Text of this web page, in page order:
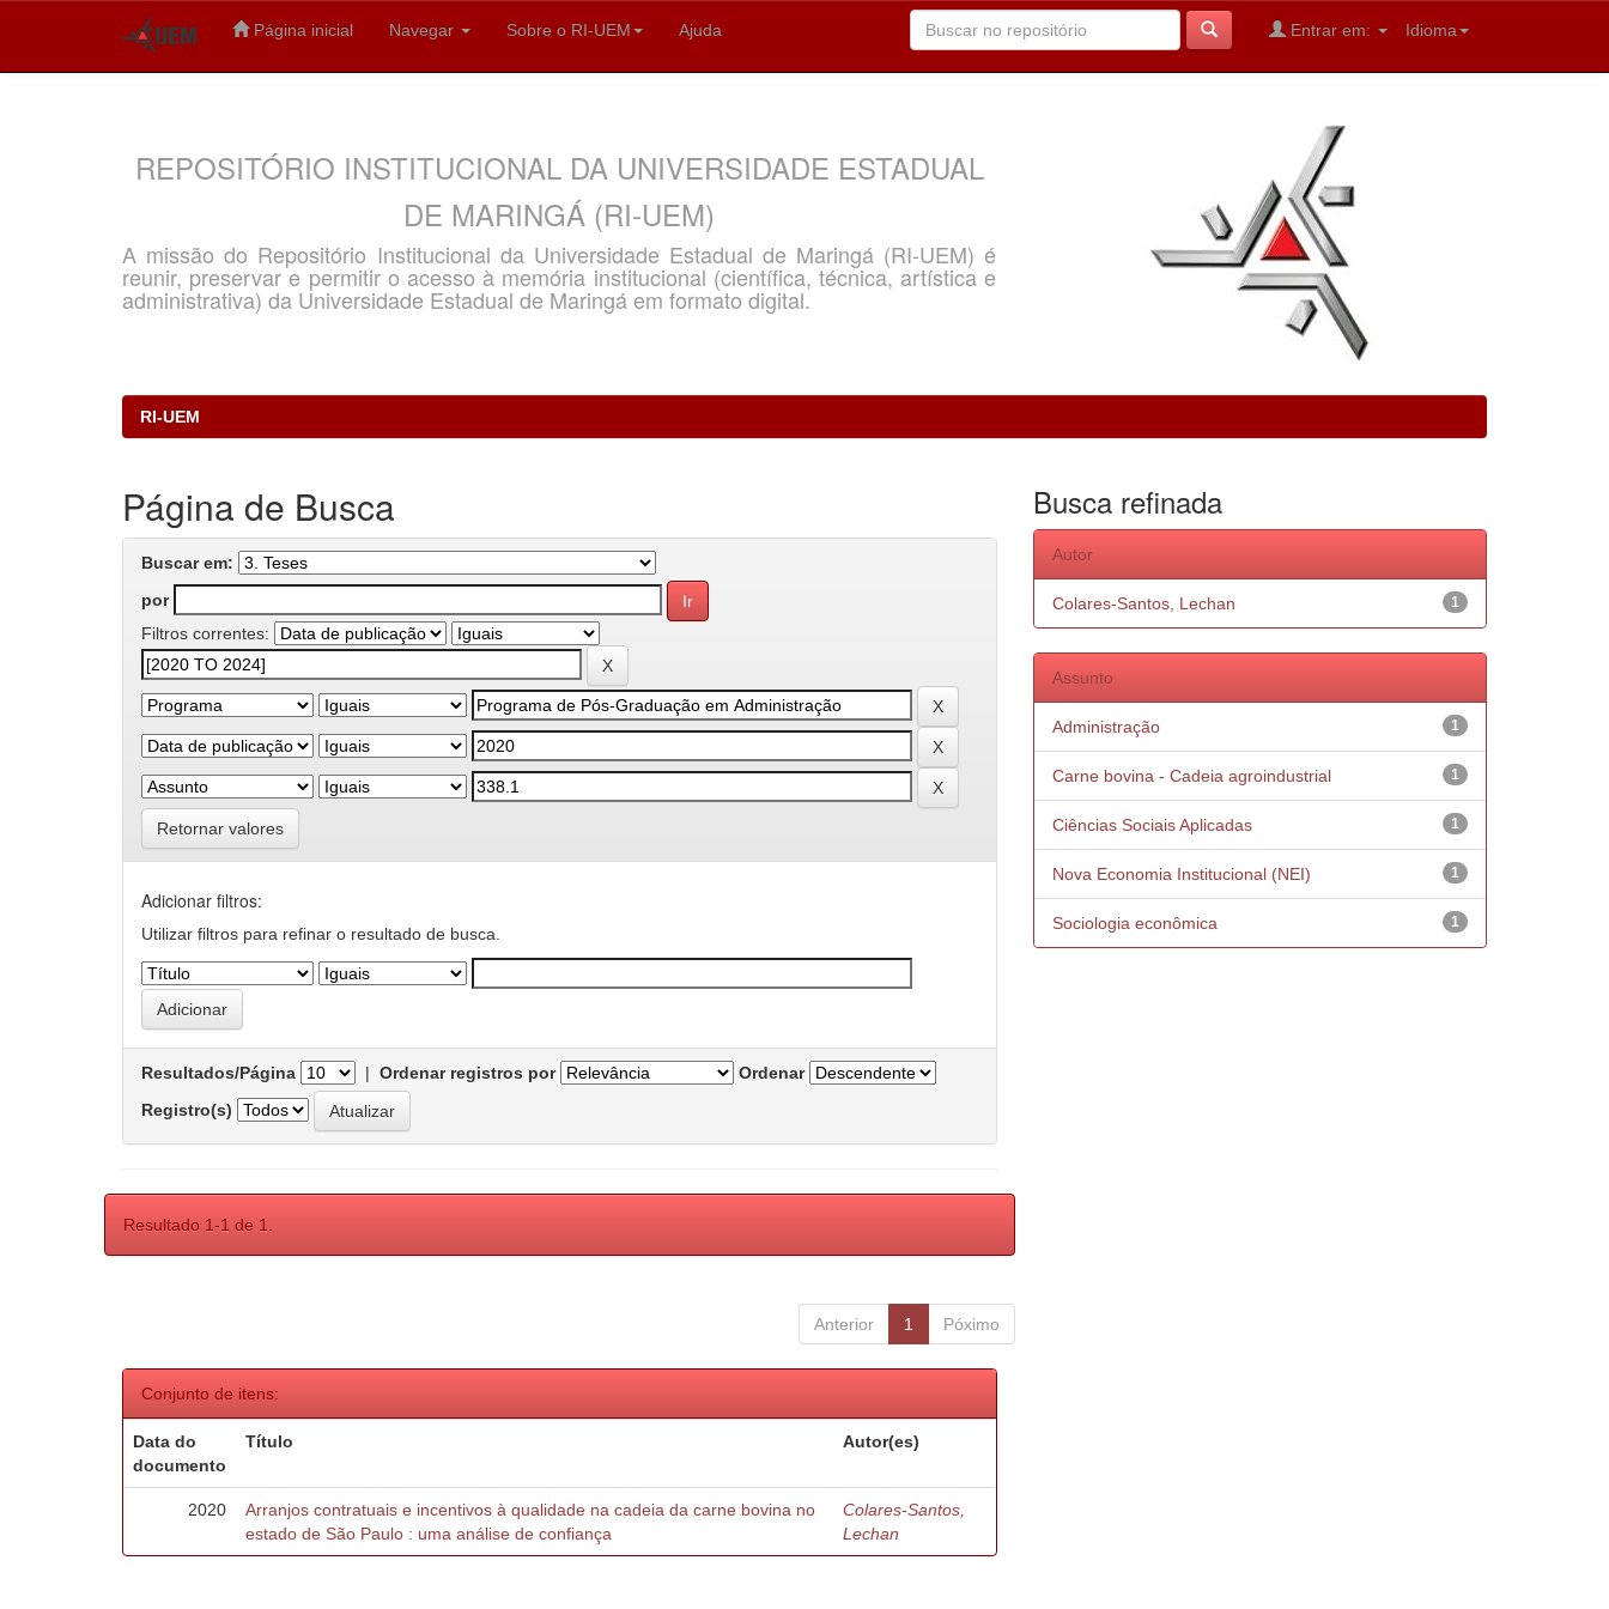
Página inicial Navegar Sobre o RI-UEM Ajuda Idioma
Entrar em:
REPOSITÓRIO INSTITUCIONAL DA UNIVERSIDADE ESTADUAL
DE MARINGÁ (RI-UEM)
A missão do Repositório Institucional da Universidade Estadual de Maringá (RI-UEM) é
reunir, preservar e permitir o acesso à memória institucional (científica, técnica, artística e
administrativa) da Universidade Estadual de Maringá em formato digital.
RI-UEM
Página de Busca
Buscar em:
por
Filtros correntes:
Retornar valores
Adicionar filtros:
Utilizar filtros para refinar o resultado de busca.
Resultados/Página | Ordenar registros por
Ordenar
Registro(s)
Resultado 1-1 de 1.
Anterior 1 Póximo
Conjunto de itens:
Data do
documento
Título Autor(es)
2020
Arranjos contratuais e incentivos à qualidade na cadeia da carne bovina no
estado de São Paulo : uma análise de confiança
Colares-Santos,
Lechan
Busca refinada
Autor
1
Colares-Santos, Lechan
Assunto
1
Administração
1
Carne bovina - Cadeia agroindustrial
1
Ciências Sociais Aplicadas
1
Nova Economia Institucional (NEI)
1
Sociologia econômica